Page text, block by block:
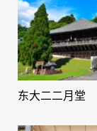
东大二二月堂